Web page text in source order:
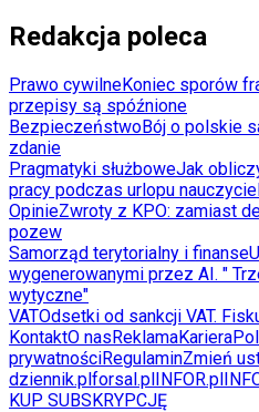
Redakcja poleca
Prawo cywilneKoniec sporów
przepisy są spóźnione
BezpieczeństwoBój o polskie
zdanie
Pragmatyki służboweJak
pracy podczas urlopu
OpinieZwroty z KPO: zamiast
pozew
Samorząd terytorialny i finanse
wygenerowanymi przez AI. "
wytyczne"
VATOdsetki od sankcji VAT.
KontaktO nasReklamaKariera
prywatnościRegulaminZmień
dziennik.plforsal.plINFOR.pl
KUP SUBSKRYPCJĘ